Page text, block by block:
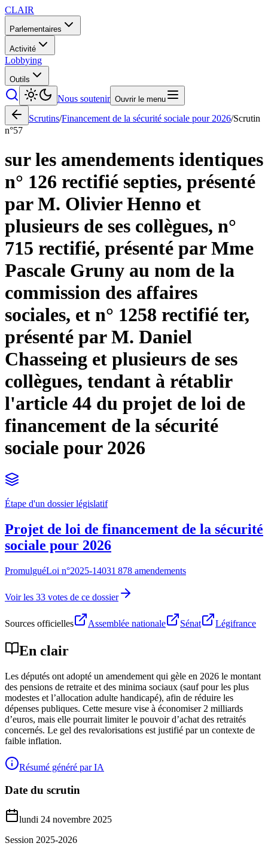
CLAIR
Parlementaires
Activité
Lobbying
Outils
Nous soutenir Ouvrir le menu
Scrutins/Financement de la sécurité sociale pour 2026/Scrutin
n°57
sur les amendements identiques
n° 126 rectifié septies, présenté
par M. Olivier Henno et
plusieurs de ses collègues, n°
715 rectifié, présenté par Mme
Pascale Gruny au nom de la
commission des affaires
sociales, et n° 1258 rectifié ter,
présenté par M. Daniel
Chasseing et plusieurs de ses
collègues, tendant à rétablir
l'article 44 du projet de loi de
financement de la sécurité
sociale pour 2026
Étape d'un dossier législatif
Projet de loi de financement de la sécurité
sociale pour 2026
PromulguéLoi n°2025-14031 878 amendements
Voir les 33 votes de ce dossier
Sources officielles Assemblée nationale Sénat Légifrance
En clair
Les députés ont adopté un amendement qui gèle en 2026 le montant
des pensions de retraite et des minima sociaux (sauf pour les plus
modestes et l’allocation adulte handicapé), afin de réduire les
dépenses publiques. Cette mesure vise à économiser 2 milliards
d’euros, mais elle pourrait limiter le pouvoir d’achat des retraités
concernés. Le gel des revalorisations est justifié par un contexte de
faible inflation.
Résumé généré par IA
Date du scrutin
lundi 24 novembre 2025
Session 2025-2026